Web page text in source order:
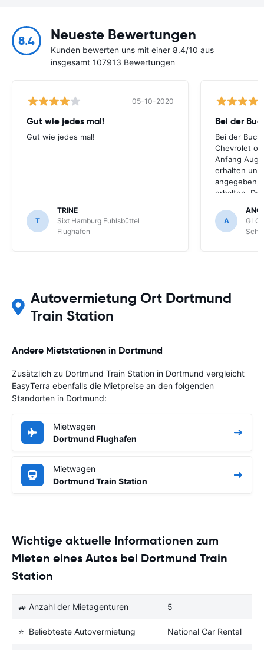
8.4 Neueste Bewertungen
Kunden bewerten uns mit einer 8.4/10 aus
insgesamt 107913 Bewertungen
05-10-2020
Gut wie jedes mal!
Gut wie jedes mal!
T
TRINE
Sixt Hamburg Fuhlsbüttel
Flughafen
Bei der
Bei der
Chevrolet
Anfang
erhalten
angegeben,
erhalten.
optimal,
Schönefeld
A
Autovermietung Ort Dortmund
Train Station
Andere Mietstationen in Dortmund
Zusätzlich zu Dortmund Train Station in Dortmund vergleicht
EasyTerra ebenfalls die Mietpreise an den folgenden
Standorten in Dortmund:
Mietwagen
Dortmund Flughafen
Mietwagen
Dortmund Train Station
Wichtige aktuelle Informationen zum
Mieten eines Autos bei Dortmund Train
Station
🚙 Anzahl der Mietagenturen 5
⭐ Beliebteste Autovermietung National Car Rental